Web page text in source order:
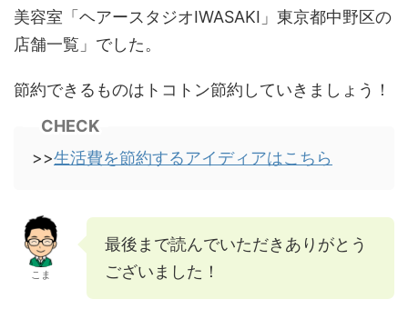
美容室「ヘアースタジオIWASAKI」東京都中野区の
店舗一覧」でした。
節約できるものはトコトン節約していきましょう！
CHECK
>>生活費を節約するアイディアはこちら
こま
最後まで読んでいただきありがとう
ございました！